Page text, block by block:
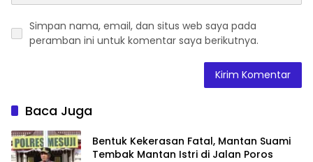
Simpan nama, email, dan situs web saya pada
peramban ini untuk komentar saya berikutnya.
Baca Juga
Bentuk Kekerasan Fatal, Mantan Suami
Tembak Mantan Istri di Jalan Poros